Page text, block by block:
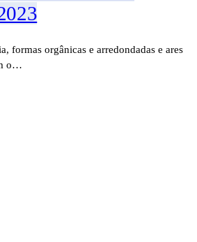
formas orgânicas e arredondadas e ares
o…